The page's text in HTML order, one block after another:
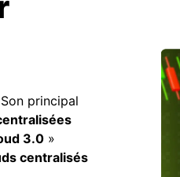
principal
3.0 »
centralisés